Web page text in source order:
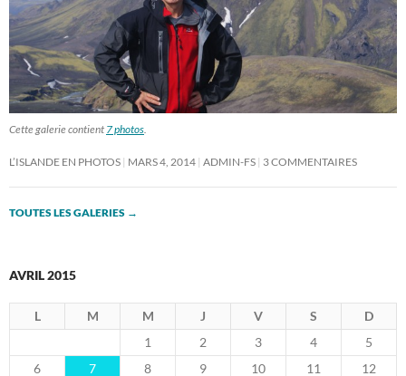
Cette galerie contient 7 photos
L’ISLANDE EN PHOTOS MARS 4, 2014 ADMIN-FS 3 COMMENTAIRES
TOUTES LES GALERIES →
AVRIL 2015
L M M J V S
D
1
2 3 4
5
6
7 8 9 10 11
12